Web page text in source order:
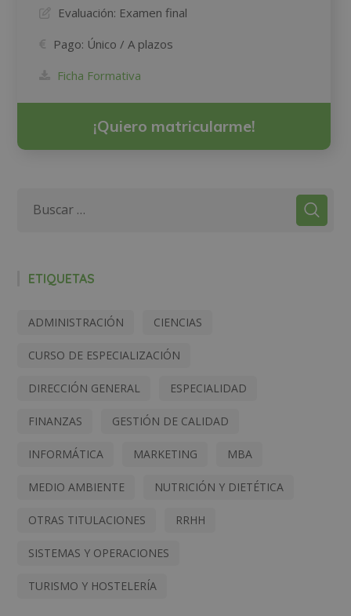
Evaluación: Examen final
Pago: Único / A plazos
Ficha Formativa
¡Quiero matricularme!
ETIQUETAS
ADMINISTRACIÓN CIENCIAS
CURSO DE ESPECIALIZACIÓN
DIRECCIÓN GENERAL ESPECIALIDAD
FINANZAS GESTIÓN DE CALIDAD
INFORMÁTICA MARKETING MBA
MEDIO AMBIENTE NUTRICIÓN Y DIETÉTICA
OTRAS TITULACIONES RRHH
SISTEMAS Y OPERACIONES
TURISMO Y HOSTELERÍA